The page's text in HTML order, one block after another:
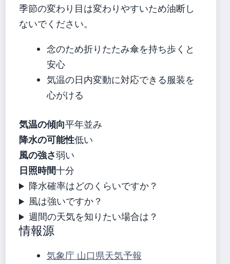
季節の変わり目は変わりやすいため油断し
ないでください。
念のため折りたたみ傘を持ち歩くと
安心
気温の日内変動に対応できる服装を
心がける
気温の傾向平年並み
降水の可能性低い
風の強さ弱い
日照時間十分
降水確率はどのくらいですか？
風は強いですか？
週間の天気を知りたい場合は？
情報源
気象庁 山口県天気予報